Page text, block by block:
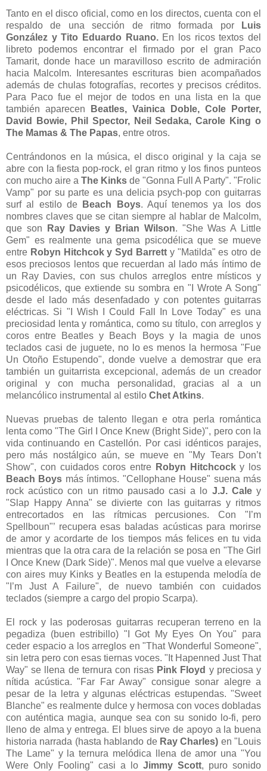
Tanto en el disco oficial, como en los directos, cuenta con el
respaldo de una sección de ritmo formada por
Luis
González y Tito Eduardo Ruano.En los ricos textos del
libreto podemos encontrar el firmado por el gran Paco
Tamarit, donde hace un maravilloso escrito de admiración
hacia Malcolm. Interesantes escrituras bien acompañados
además de chulas fotografías, recortes y precisos créditos.
Para Paco fue el mejor de todos en una lista en la que
también aparecen
Beatles, Vainica Doble, Cole Porter,
David Bowie, Phil Spector, Neil Sedaka, Carole King o
The Mamas & The Papas, entre otros.
Centrándonos en la música, el disco original y la caja se
abre con la fiesta pop-rock, el gran ritmo y los finos punteos
con mucho aire a The Kinks de "Gonna Full A Party". "Frolic
Vamp" por su parte es una delicia psych-pop con guitarras
surf al estilo de
Beach Boys. Aquí tenemos ya los dos
nombres claves que se citan siempre al hablar de Malcolm,
que son
Ray Davies y Brian Wilson. "She Was A Little
Gem" es realmente una gema psicodélica que se mueve
entre Robyn Hitchcok y Syd Barrett y "Matilda" es otro de
esos preciosos lentos que recuerdan al lado más íntimo de
un Ray Davies, con sus chulos arreglos entre místicos y
psicodélicos, que extiende su sombra en "I Wrote A Song"
desde el lado más desenfadado y con potentes guitarras
eléctricas. Si "I Wish I Could Fall In Love Today" es una
preciosidad lenta y romántica, como su título, con arreglos y
coros entre Beatles y Beach Boys y la magia de unos
teclados casi de juguete, no lo es menos la hermosa "Fue
Un Otoño Estupendo", donde vuelve a demostrar que era
también un guitarrista excepcional, además de un creador
original y con mucha personalidad, gracias al a un
melancólico instrumental al estilo Chet Atkins.
Nuevas pruebas de talento llegan e otra perla romántica
lenta como "The Girl I Once Knew (Bright Side)", pero con la
vida continuando en Castellón. Por casi idénticos parajes,
pero más nostálgico aún, se mueve en "My Tears Don’t
Show", con cuidados coros entre Robyn Hitchcocky los
Beach Boys más íntimos. "Cellophane House" suena más
rock acústico con un ritmo pausado casi a lo J.J. Caley
"Slap Happy Anna" se divierte con las guitarras y ritmos
entrecortados en las rítmicas percusiones. Con "I’m
Spellboun"’ recupera esas baladas acústicas para morirse
de amor y acordarte de los tiempos más felices en tu vida
mientras que la otra cara de la relación se posa en "The Girl
I Once Knew (Dark Side)". Menos mal que vuelve a elevarse
con aires muy Kinks y Beatles en la estupenda melodía de
"I’m Just A Failure", de nuevo también con cuidados
teclados (siempre a cargo del propio Scarpa).
El rock y las poderosas guitarras recuperan terreno en la
pegadiza (buen estribillo) "I Got My Eyes On You" para
ceder espacio a los arreglos en "That Wonderful Someone",
sin letra pero con esas tiernas voces. "It Hapenned Just That
Way" se llena de ternura con risas Pink Floyd y preciosa y
nítida acústica. "Far Far Away" consigue sonar alegre a
pesar de la letra y algunas eléctricas estupendas. "Sweet
Blanche" es realmente dulce y hermosa con voces dobladas
con auténtica magia, aunque sea con su sonido lo-fi, pero
lleno de alma y entrega. El blues sirve de apoyo a la buena
historia narrada (hasta hablando de Ray Charles) en "Louis
The Lame" y la ternura melódica llena de amor una "You
Were Only Fooling" casi a lo Jimmy Scott, puro sonido